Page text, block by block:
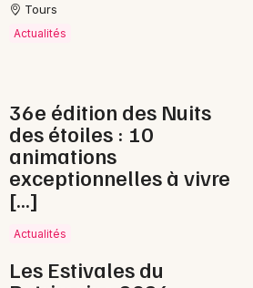
Je m'abonne
Tours
Actualités
36e édition des Nuits
des étoiles : 10
animations
exceptionnelles à vivre
[…]
Actualités
Les Estivales du